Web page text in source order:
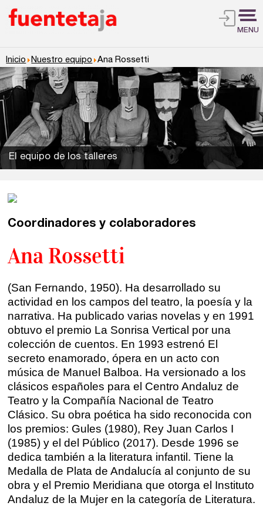
MENU
Madrid
Barcelona
Valencia
Alicante
Murcia
Málaga
Bilbao
Vitoria
Zaragoza
Presenciales en Madrid
En directo a través de Zoom
Talleres de escritura
Talleres presenciales ≻
Talleres online
Intensivos de verano ≻
Recreativa 26
El taller de escritura creativa
Cursos
Curso integral de narrativa
Máster de creación poética
fuentetaja
Inicio Nuestro equipo Ana Rossetti
El equipo de los talleres
Coordinadores y colaboradores
Ana Rossetti
(San Fernando, 1950). Ha desarrollado su
actividad en los campos del teatro, la poesía y la
narrativa. Ha publicado varias novelas y en 1991
obtuvo el premio La Sonrisa Vertical por una
colección de cuentos. En 1993 estrenó El
secreto enamorado, ópera en un acto con
música de Manuel Balboa. Ha versionado a los
clásicos españoles para el Centro Andaluz de
Teatro y la Compañía Nacional de Teatro
Clásico. Su obra poética ha sido reconocida con
los premios: Gules (1980), Rey Juan Carlos I
(1985) y el del Público (2017). Desde 1996 se
dedica también a la literatura infantil. Tiene la
Medalla de Plata de Andalucía al conjunto de su
obra y el Premio Meridiana que otorga el Instituto
Andaluz de la Mujer en la categoría de Literatura.